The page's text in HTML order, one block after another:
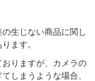
生じない商品に関し
ます。
りますが、カメラの
しまうような場合、